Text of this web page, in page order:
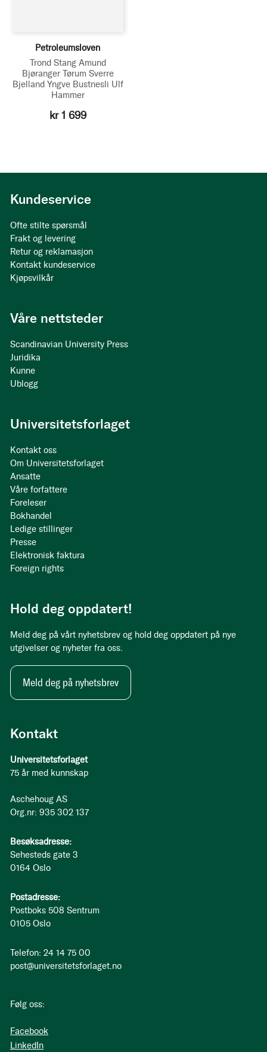
Petroleumsloven
Trond Stang Amund
Bjøranger Tørum Sverre
Bjelland Yngve Bustnesli Ulf
Hammer
kr 1 699
Kontakt
Universitetsforlaget
75 år med kunnskap
Aschehoug AS
Org.nr: 935 302 137
Besøksadresse:
Sehesteds gate 3
0164 Oslo
Postadresse:
Postboks 508 Sentrum
0105 Oslo
Telefon: 24 14 75 00
post@universitetsforlaget.no
Følg oss:
Facebook
LinkedIn
Kundeservice
Ofte stilte spørsmål
Frakt og levering
Retur og reklamasjon
Kontakt kundeservice
Kjøpsvilkår
Våre nettsteder
Scandinavian University Press
Juridika
Kunne
Ublogg
Universitetsforlaget
Kontakt oss
Om Universitetsforlaget
Ansatte
Våre forfattere
Foreleser
Bokhandel
Ledige stillinger
Presse
Elektronisk faktura
Foreign rights
Hold deg oppdatert!
Meld deg på vårt nyhetsbrev og hold deg oppdatert på nye
utgivelser og nyheter fra oss.
Meld deg på nyhetsbrev